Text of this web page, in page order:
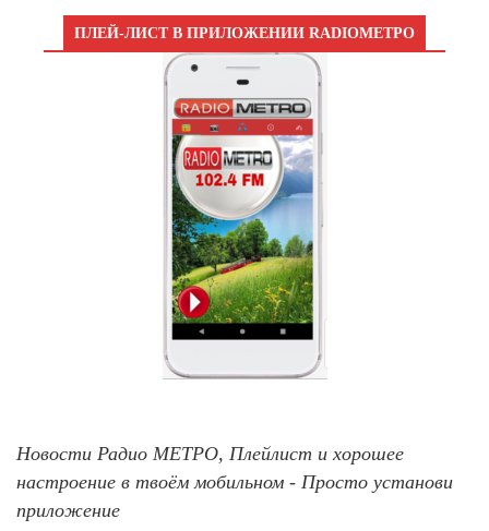
ПЛЕЙ-ЛИСТ В ПРИЛОЖЕНИИ RADIOМЕТРО
Новости Радио МЕТРО, Плейлист и хорошее
настроение в твоём мобильном - Просто установи
приложение